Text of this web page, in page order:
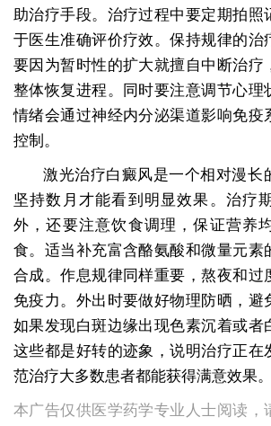
助治疗手段。治疗过程中要定期拍照
于医生准确评价疗效。保持规律的治
要因为暂时性的扩大就擅自中断治疗
整体恢复进程。同时要注意调节心理
情绪会通过神经内分泌渠道影响免疫
控制。
激光治疗白癜风是一个相对漫长
坚持数月才能看到明显效果。治疗
外，还要注意饮食调理，保证营养
食。适当补充富含酪氨酸和微量元素
合成。作息规律同样重要，熬夜和过
免疫力。外出时要做好物理防晒，避
如果发现白斑边缘出现色素沉着或者
这些都是好转的迹象，说明治疗正在
范治疗大多数患者都能获得满意效果。
本广告仅供医学药学专业人士阅读，